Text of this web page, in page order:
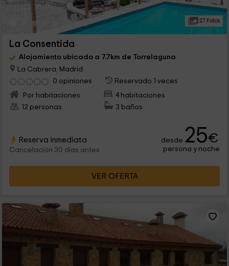
27 Fotos
La Consentida
Alojamiento ubicado a 7.7km de Torrelaguna
La Cabrera, Madrid
0 opiniones
Reservado 1 veces
Por habitaciones
4 habitaciones
12 personas
3 baños
Reserva inmediata
Cancelación 30 días antes
desde 25€
persona y noche
VER OFERTA